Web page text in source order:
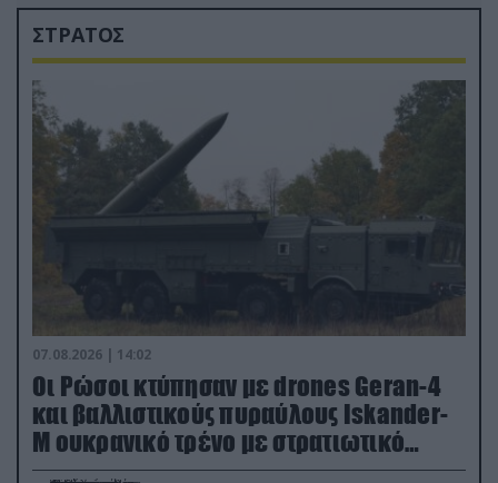
ΣΤΡΑΤΟΣ
07.08.2026 | 14:02
Οι Ρώσοι κτύπησαν με drones Geran-4
και βαλλιστικούς πυραύλους Iskander-
M ουκρανικό τρένο με στρατιωτικό
εξοπλισμό